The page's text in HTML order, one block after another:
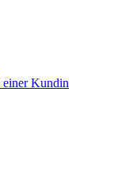
einer Kundin